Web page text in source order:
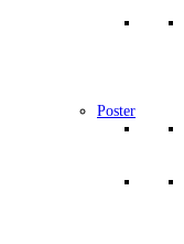
Poster